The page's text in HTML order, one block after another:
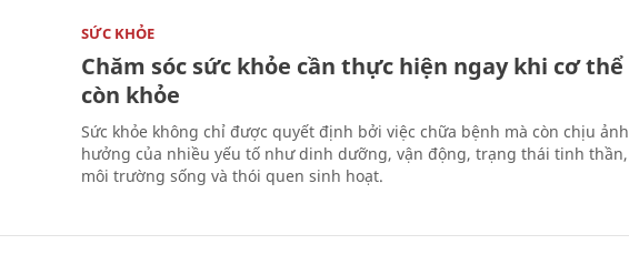
SỨC KHỎE
Chăm sóc sức khỏe cần thực hiện ngay khi cơ thể
còn khỏe
Sức khỏe không chỉ được quyết định bởi việc chữa bệnh mà còn chịu ảnh
hưởng của nhiều yếu tố như dinh dưỡng, vận động, trạng thái tinh thần,
môi trường sống và thói quen sinh hoạt.